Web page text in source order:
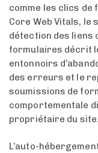
comme les clics
Core Web Vitals,
détection des liens
formulaires décrit
entonnoirs
des erreurs et le
soumissions de
comportementale
propriétaire du site.
L’auto-